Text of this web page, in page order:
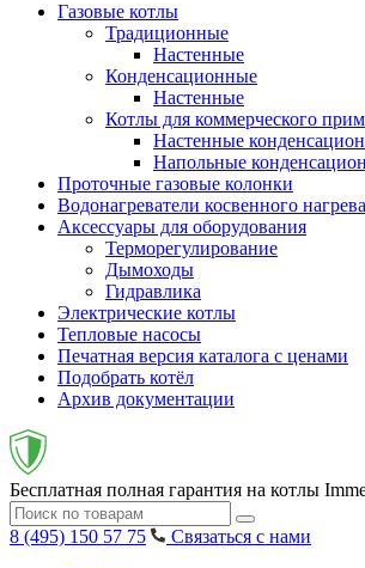
Газовые котлы
Традиционные
Настенные
Конденсационные
Настенные
Котлы для коммерческого
Настенные
Напольные
Проточные газовые колонки
Водонагреватели косвенного нагрева
Аксессуары для оборудования
Терморегулирование
Дымоходы
Гидравлика
Электрические котлы
Тепловые насосы
Печатная версия каталога с ценами
Подобрать котёл
Архив документации
Бесплатная полная гарантия на котлы
8 (495) 150 57 75
Связаться с нами